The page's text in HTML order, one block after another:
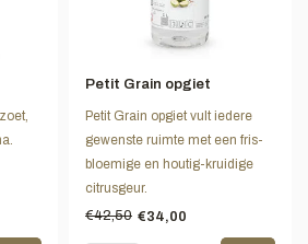
Petit Grain opgiet
Petit Grain opgiet vult iedere
gewenste ruimte met een fris-
bloemige en houtig-kruidige
citrusgeur.
€42,50 €34,00